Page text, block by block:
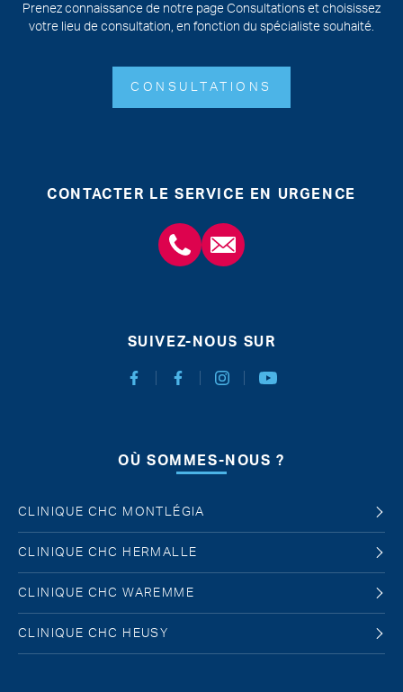
Prenez connaissance de notre page Consultations et choisissez
votre lieu de consultation, en fonction du spécialiste souhaité.
CONSULTATIONS
CONTACTER LE SERVICE EN URGENCE
+3243554120chirabdomle@chc.be
SUIVEZ-NOUS SUR
Facebook Chirurgie Abdominale
Facebook Chirurgie de l'obésité
InstagramYoutube
OÙ SOMMES-NOUS ?
CLINIQUE CHC MONTLÉGIA
CLINIQUE CHC HERMALLE
CLINIQUE CHC WAREMME
CLINIQUE CHC HEUSY